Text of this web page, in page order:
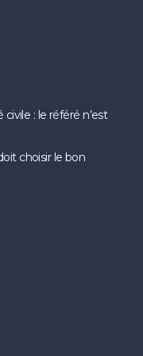
: le référé n’est
choisir le bon